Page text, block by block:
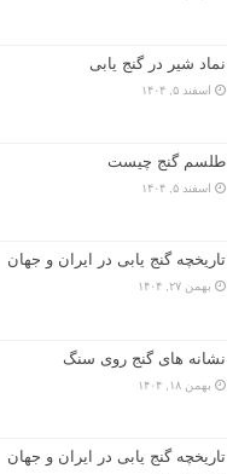
نماد شیر در گنج یابی
اسفند ۵, ۱۴۰۴
طلسم گنج چیست
اسفند ۵, ۱۴۰۴
تاریخچه گنج‌ یابی در ایران و جهان
بهمن ۲۷, ۱۴۰۴
نشانه های گنج روی سنگ
بهمن ۱۸, ۱۴۰۴
تاریخچه گنج‌ یابی در ایران و جهان